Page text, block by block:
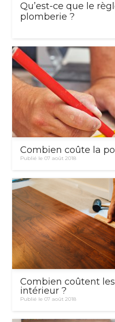
Qu’est-ce que le
plomberie ?
Combien coûte la
Publié le 07 août 2018
Combien coûtent
intérieur ?
Publié le 07 août 2018